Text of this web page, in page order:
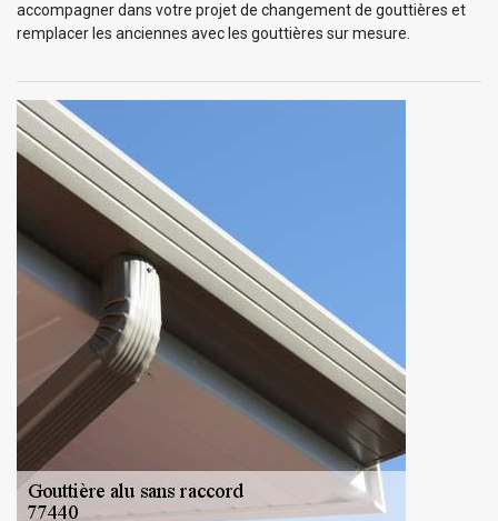
accompagner dans votre projet de changement de gouttières et
remplacer les anciennes avec les gouttières sur mesure.